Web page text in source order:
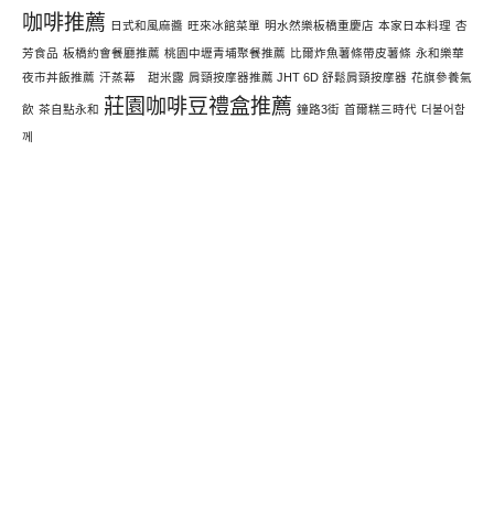
咖啡推薦 日式和風麻醬 旺來冰館菜單 明水然樂板橋重慶店 本家日本料理 杏
芳食品 板橋約會餐廳推薦 桃園中壢青埔聚餐推薦 比爾炸魚薯條帶皮薯條 永和樂華
夜市丼飯推薦 汗蒸幕 甜米露 肩頸按摩器推薦 JHT 6D 舒鬆肩頸按摩器 花旗參養氣
飲 茶自點永和 莊園咖啡豆禮盒推薦 鐘路3街 首爾糕三時代 더불어함
께